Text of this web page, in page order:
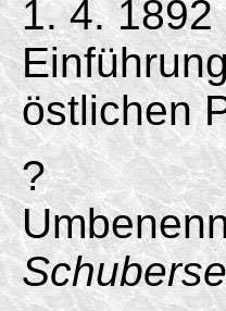
1. 4. 1892
östlichen
?